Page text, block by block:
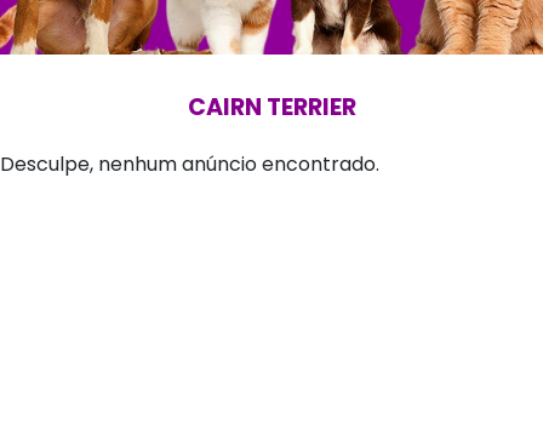
CAIRN TERRIER
Desculpe, nenhum anúncio encontrado.